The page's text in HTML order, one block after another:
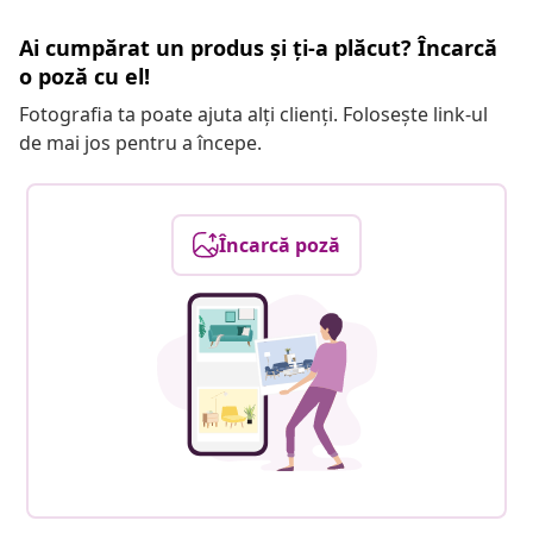
Ai cumpărat un produs și ți-a plăcut? Încarcă
o poză cu el!
Fotografia ta poate ajuta alți clienți. Folosește link-ul
de mai jos pentru a începe.
Încarcă poză